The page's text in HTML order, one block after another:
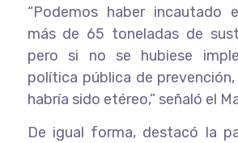
“Podemos haber incautado
más de 65 toneladas de
pero si no se hubiese
política pública de
habría sido etéreo,” señaló el
De igual forma, destacó la